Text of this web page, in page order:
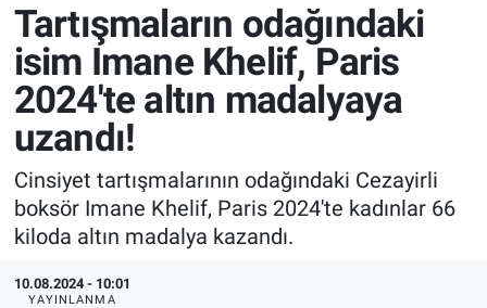
Tartışmaların odağındaki
isim Imane Khelif, Paris
2024'te altın madalyaya
uzandı!
Cinsiyet tartışmalarının odağındaki Cezayirli
boksör Imane Khelif, Paris 2024'te kadınlar 66
kiloda altın madalya kazandı.
10.08.2024 - 10:01
YAYINLANMA